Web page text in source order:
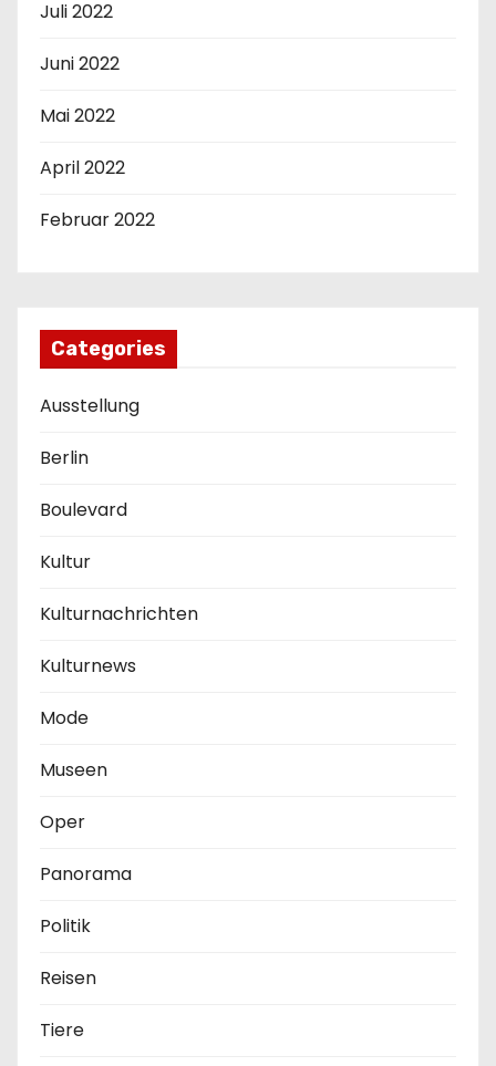
Juli 2022
Juni 2022
Mai 2022
April 2022
Februar 2022
Categories
Ausstellung
Berlin
Boulevard
Kultur
Kulturnachrichten
Kulturnews
Mode
Museen
Oper
Panorama
Politik
Reisen
Tiere